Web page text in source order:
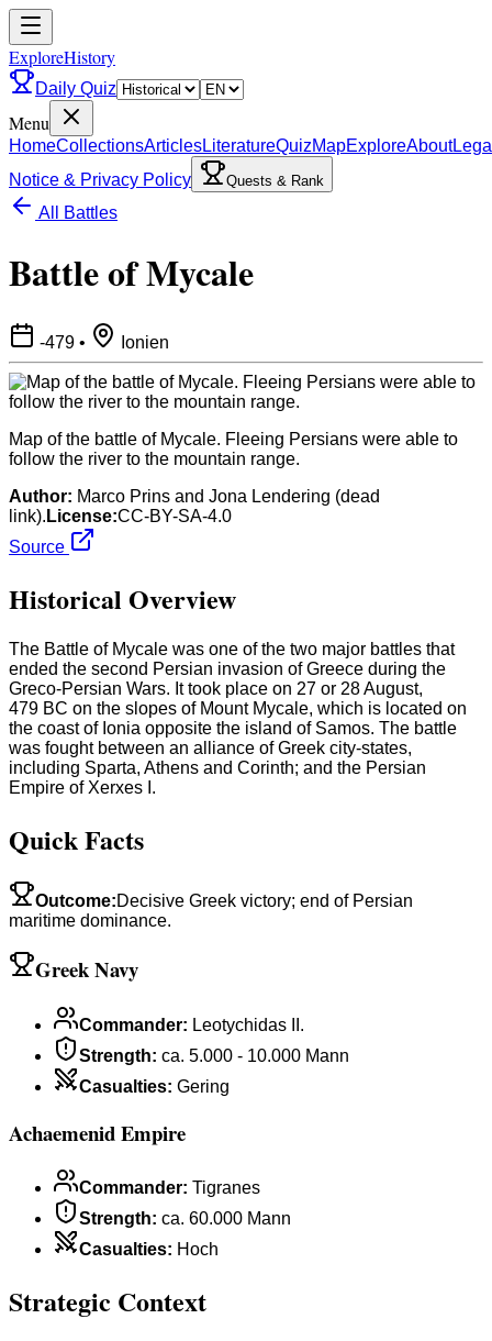
ExploreHistory
Daily Quiz
Menu
HomeCollectionsArticlesLiteratureQuizMapExploreAbout
Notice & Privacy Policy
Quests & Rank
All Battles
Battle of Mycale
-479 • Ionien
Map of the battle of Mycale. Fleeing Persians were able to
follow the river to the mountain range.
Author: Marco Prins and Jona Lendering (dead
link). License:CC-BY-SA-4.0
Source
Historical Overview
The Battle of Mycale was one of the two major battles that
ended the second Persian invasion of Greece during the
Greco-Persian Wars. It took place on 27 or 28 August,
479 BC on the slopes of Mount Mycale, which is located on
the coast of Ionia opposite the island of Samos. The battle
was fought between an alliance of Greek city-states,
including Sparta, Athens and Corinth; and the Persian
Empire of Xerxes I.
Quick Facts
Outcome:Decisive Greek victory; end of Persian
maritime dominance.
Greek Navy
Commander: Leotychidas II.
Strength: ca. 5.000 - 10.000 Mann
Casualties: Gering
Achaemenid Empire
Commander: Tigranes
Strength: ca. 60.000 Mann
Casualties: Hoch
Strategic Context